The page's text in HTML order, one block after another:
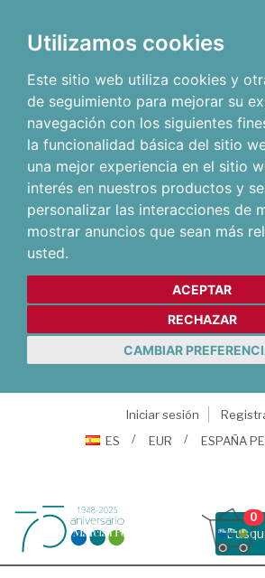
Utilizamos cookies
Este sitio web utiliza cookies y
de seguimiento para mejorar su
navegación con los siguientes
la funcionalidad básica del sitio
una mejor experiencia en el sitio
interés en nuestros productos y
personalizar las interacciones de
mostrar anuncios que sean más
usted.
ACEPTAR
RECHAZAR
CAMBIAR
Iniciar sesión
ES
EUR ESPAÑA
0